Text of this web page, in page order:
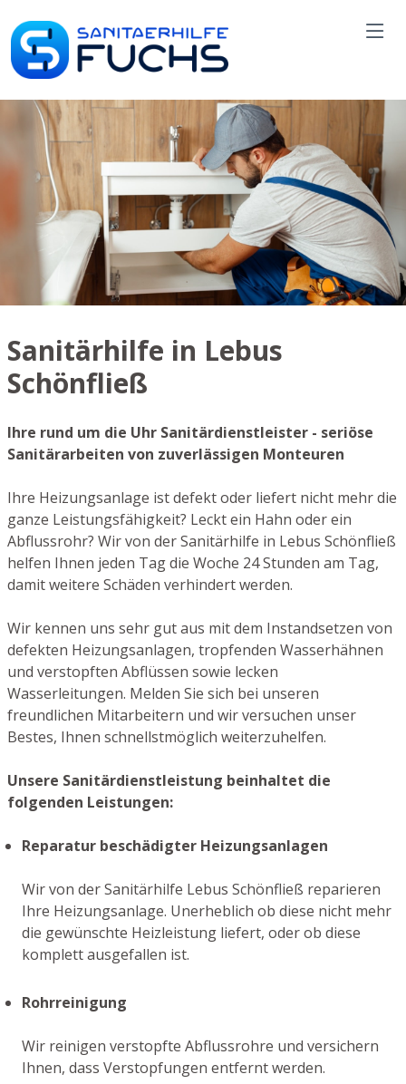
Sanitärhilfe in Lebus
Schönfließ
Ihre rund um die Uhr Sanitärdienstleister - seriöse
Sanitärarbeiten von zuverlässigen Monteuren
Ihre Heizungsanlage ist defekt oder liefert nicht mehr die
ganze Leistungsfähigkeit? Leckt ein Hahn oder ein
Abflussrohr? Wir von der Sanitärhilfe in Lebus Schönfließ
helfen Ihnen jeden Tag die Woche 24 Stunden am Tag,
damit weitere Schäden verhindert werden.
Wir kennen uns sehr gut aus mit dem Instandsetzen von
defekten Heizungsanlagen, tropfenden Wasserhähnen
und verstopften Abflüssen sowie lecken
Wasserleitungen. Melden Sie sich bei unseren
freundlichen Mitarbeitern und wir versuchen unser
Bestes, Ihnen schnellstmöglich weiterzuhelfen.
Unsere Sanitärdienstleistung beinhaltet die
folgenden Leistungen:
Reparatur beschädigter Heizungsanlagen
Wir von der Sanitärhilfe Lebus Schönfließ reparieren
Ihre Heizungsanlage. Unerheblich ob diese nicht mehr
die gewünschte Heizleistung liefert, oder ob diese
komplett ausgefallen ist.
Rohrreinigung
Wir reinigen verstopfte Abflussrohre und versichern
Ihnen, dass Verstopfungen entfernt werden.